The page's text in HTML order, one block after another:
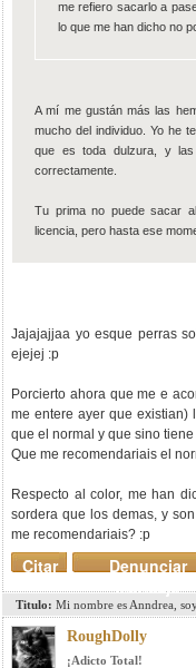
me refiero sacarlo a
lo que me han dicho no
A mí me gustán más las
mucho del individuo. Yo he
que es toda dulzura, y
correctamente.
Tu prima no puede sacar
licencia, pero hasta ese
Jajajajjaa yo esque perras
ejejej :p
Porcierto ahora que me e
me entere ayer que existian)
que el normal y que sino
Que me recomendariais el
Respecto al color, me han
sordera que los demas, y
me recomendariais? :p
Denunciar
mensaje
Citar
Titulo: Mi nombre es Anndrea,
RoughDolly
¡Adicto Total!